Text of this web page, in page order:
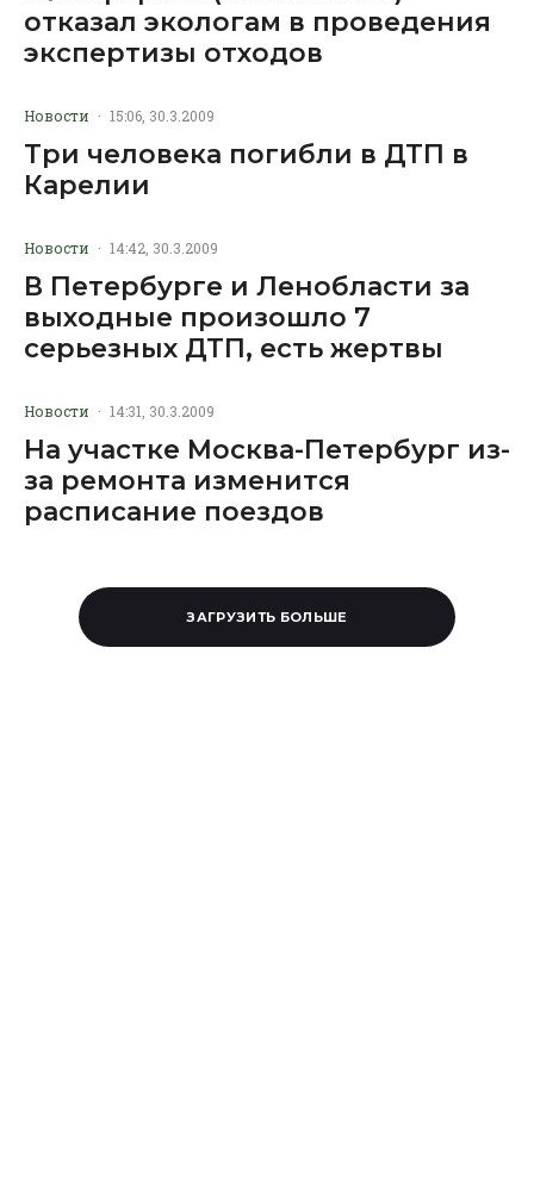
отказал экологам в проведения
экспертизы отходов
Новости · 15:06, 30.3.2009
Три человека погибли в ДТП в
Карелии
Новости · 14:42, 30.3.2009
В Петербурге и Ленобласти за
выходные произошло 7
серьезных ДТП, есть жертвы
Новости · 14:31, 30.3.2009
На участке Москва-Петербург из-
за ремонта изменится
расписание поездов
ЗАГРУЗИТЬ БОЛЬШЕ